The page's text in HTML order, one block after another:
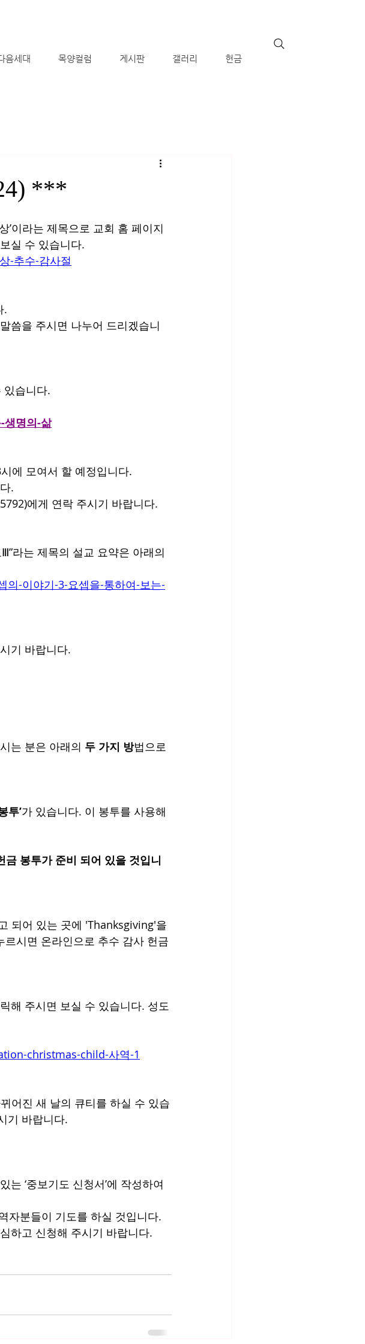
음세대 목양컬럼 게시판 갤러리 헌금
***
’이라는 제목으로 교회 홈 페이지
실 수 있습니다.
-추수-감사절
.
씀을 주시면 나누어 드리겠습니
있습니다.
명의-삶
에 모여서 할 예정입니다.
.
에게 연락 주시기 바랍니다.
라는 제목의 설교 요약은 아래의
-이야기-3-요셉을-통하여-보는-
기 바랍니다.
는 분은 아래의 두 가지 방법으로
투’가 있습니다. 이 봉투를 사용해
되어 있는 곳에 'Thanksgiving'을
르시면 온라인으로 추수 감사 헌금
해 주시면 보실 수 있습니다. 성도
christmas-child-사역-1
어진 새 날의 큐티를 하실 수 있습
기 바랍니다.
‘중보기도 신청서’에 작성하여
자분들이 기도를 하실 것입니다.
하고 신청해 주시기 바랍니다.